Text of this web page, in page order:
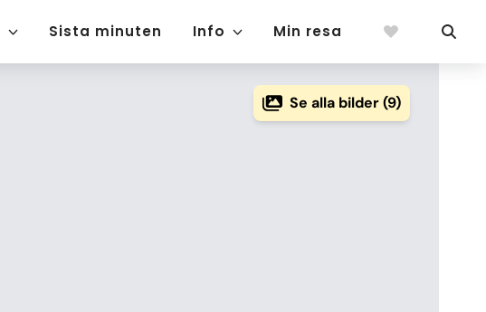
Sista minuten Info Min resa
Se alla bilder (9)